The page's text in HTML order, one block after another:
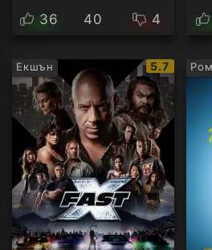
36
40 4
Екшън
IMDb
рейтинг:
5.7